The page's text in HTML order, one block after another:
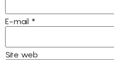
E-mail *
Site web